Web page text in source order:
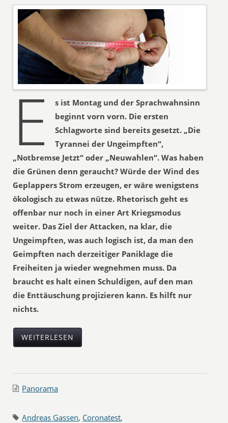
E
s ist Montag und der Sprachwahnsinn
beginnt vorn vorn. Die ersten
Schlagworte sind bereits gesetzt. „Die
Tyrannei der Ungeimpften“,
„Notbremse Jetzt“ oder „Neuwahlen“. Was haben
die Grünen denn geraucht? Würde der Wind des
Geplappers Strom erzeugen, er wäre wenigstens
ökologisch zu etwas nütze. Rhetorisch geht es
offenbar nur noch in einer Art Kriegsmodus
weiter. Das Ziel der Attacken, na klar, die
Ungeimpften, was auch logisch ist, da man den
Geimpften nach derzeitiger Paniklage die
Freiheiten ja wieder wegnehmen muss. Da
braucht es halt einen Schuldigen, auf den man
die Enttäuschung projizieren kann. Es hilft nur
nichts.
WEITERLESEN
Panorama
Andreas Gassen, Coronatest,